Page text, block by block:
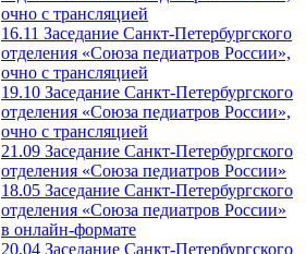
очно с трансляцией
16.11 Заседание Санкт-Петербургского
отделения «Союза педиатров России»,
очно с трансляцией
19.10 Заседание Санкт-Петербургского
отделения «Союза педиатров России»,
очно с трансляцией
21.09 Заседание Санкт-Петербургского
отделения «Союза педиатров России»
18.05 Заседание Санкт-Петербургского
отделения «Союза педиатров России»
в онлайн-формате
20.04 Заседание Санкт-Петербургского